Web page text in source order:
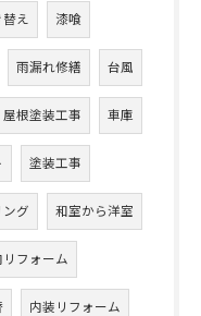
え 漆喰
雨漏れ修繕 台風
屋根塗装工事 車庫
塗装工事
ング 和室から洋室
リフォーム
内装リフォーム